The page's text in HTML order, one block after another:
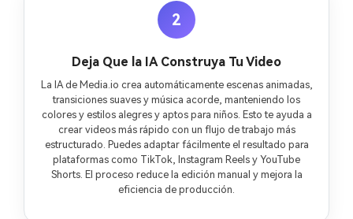
2
Deja Que la IA Construya Tu Video
La IA de Media.io crea automáticamente escenas animadas,
transiciones suaves y música acorde, manteniendo los
colores y estilos alegres y aptos para niños. Esto te ayuda a
crear videos más rápido con un flujo de trabajo más
estructurado. Puedes adaptar fácilmente el resultado para
plataformas como TikTok, Instagram Reels y YouTube
Shorts. El proceso reduce la edición manual y mejora la
eficiencia de producción.